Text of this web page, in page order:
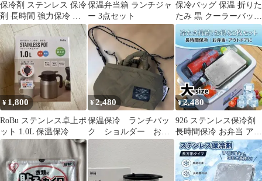
保冷剤 ステンレス 保冷
剤 長時間 強力保冷 小
型 保温バッグ クーラー
ボックス 繰り返し使え
る 冷蔵 冷凍対応 暑さ
対策 熱症対策 急速冷却
アイスパック お弁当 釣
り アウトドア キャンプ
防災グッズ キャンプ
BBQ 保冷用品 夏の必需
品
保温弁当箱 ランチジャ
ー 3点セット
保冷バッグ 保温 折りた
たみ 黒 クーラーバッグ
宅配 運動会 ピクニ
ックお弁当
¥ 1,800
RoBu ステンレス卓上ポ
ット 1.0L 保温保冷
¥2,480
保温保冷 ランチバッ
ク ショルダー お勧
め 離乳食 お出か
¥2,480
926 ステンレス保冷剤
長時間保冷 お弁当 アウ
トドア クーラーボック
ス 大